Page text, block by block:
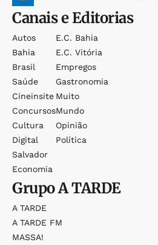
Canais e Editorias
Autos
Bahia
Brasil
Saúde
Cineinsite
Concursos
Cultura
Digital
Salvador
Economia
E.c. Bahia
E.c. Vitória
Empregos
Gastronomia
Muito
Mundo
Opinião
Política
GrupoA TARDE
A TARDE
A TARDE FM
MASSA!